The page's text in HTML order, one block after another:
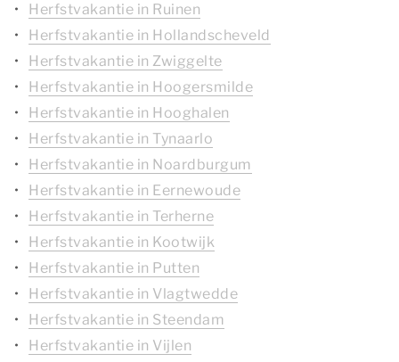
Herfstvakantie in Ruinen
Herfstvakantie in Hollandscheveld
Herfstvakantie in Zwiggelte
Herfstvakantie in Hoogersmilde
Herfstvakantie in Hooghalen
Herfstvakantie in Tynaarlo
Herfstvakantie in Noardburgum
Herfstvakantie in Eernewoude
Herfstvakantie in Terherne
Herfstvakantie in Kootwijk
Herfstvakantie in Putten
Herfstvakantie in Vlagtwedde
Herfstvakantie in Steendam
Herfstvakantie in Vijlen